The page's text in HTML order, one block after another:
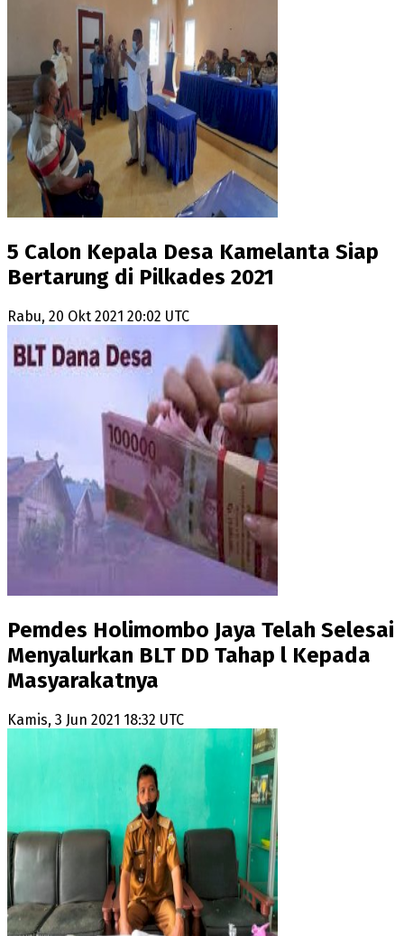
5 Calon Kepala Desa Kamelanta Siap
Bertarung di Pilkades 2021
Rabu, 20 Okt 2021 20:02 UTC
Pemdes Holimombo Jaya Telah Selesai
Menyalurkan BLT DD Tahap l Kepada
Masyarakatnya
Kamis, 3 Jun 2021 18:32 UTC